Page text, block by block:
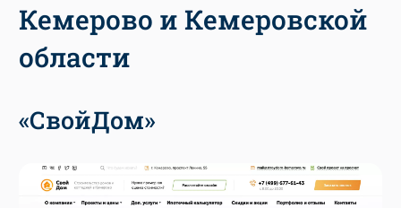
Кемерово и Кемеровской
области
«СвойДом»